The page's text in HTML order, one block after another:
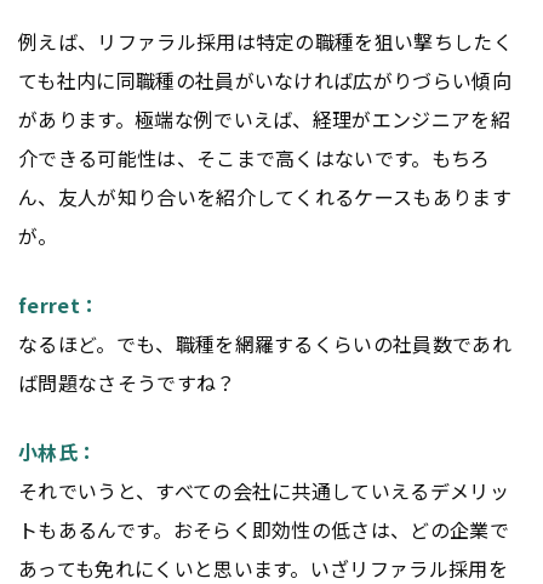
例えば、リファラル採用は特定の職種を狙い撃ちしたく
ても社内に同職種の社員がいなければ広がりづらい傾向
があります。極端な例でいえば、経理がエンジニアを紹
介できる可能性は、そこまで高くはないです。もちろ
ん、友人が知り合いを紹介してくれるケースもあります
が。
ferret：
なるほど。でも、職種を網羅するくらいの社員数であれ
ば問題なさそうですね？
小林氏：
それでいうと、すべての会社に共通していえるデメリッ
トもあるんです。おそらく即効性の低さは、どの企業で
あっても免れにくいと思います。いざリファラル採用を